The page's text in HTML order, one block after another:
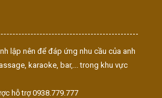
lập nên để đáp ứng nhu cầu của anh
karaoke, bar,... trong khu vực
hỗ trợ 0938.779.777